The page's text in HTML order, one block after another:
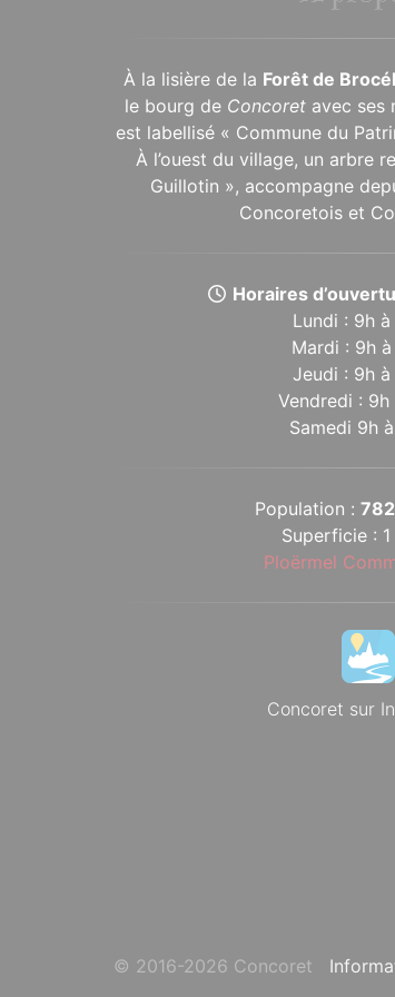
À la lisière de la Forêt de
le bourg de Concoret avec ses
est labellisé « Commune du
À l’ouest du village, un arbre
Guillotin », accompagne
Concoretois et
Horaires
Lundi : 9h à
Mardi : 9h à
Jeudi : 9h à
Vendredi : 9h
Samedi 9h
Population :
Superficie :
Ploërmel
Concoret sur
© 2016-2026 Concoret